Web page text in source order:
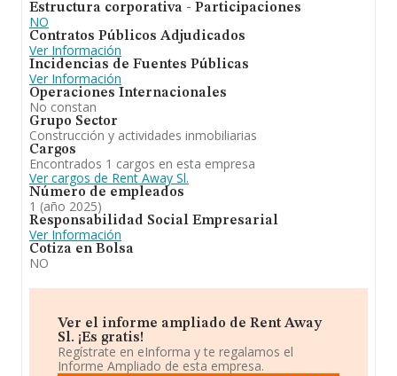
Estructura corporativa - Participaciones
NO
Contratos Públicos Adjudicados
Ver Información
Incidencias de Fuentes Públicas
Ver Información
Operaciones Internacionales
No constan
Grupo Sector
Construcción y actividades inmobiliarias
Cargos
Encontrados 1 cargos en esta empresa
Ver cargos de Rent Away Sl.
Número de empleados
1 (año 2025)
Responsabilidad Social Empresarial
Ver Información
Cotiza en Bolsa
NO
Ver el informe ampliado de Rent Away
Sl. ¡Es gratis!
Regístrate en eInforma y te regalamos el
Informe Ampliado de esta empresa.